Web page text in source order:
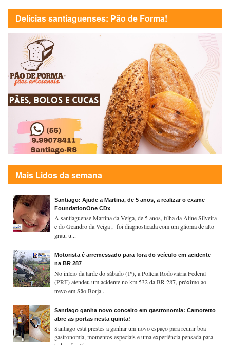
Delícias santiaguenses: Pão de Forma!
Mais Lidos da semana
Santiago: Ajude a Martina, de 5 anos, a realizar o exame
FoundationOne CDx
A santiaguense Martina da Veiga, de 5 anos, filha da Aline Silveira
e do Geandro da Veiga , foi diagnosticada com um glioma de alto
grau, u...
Motorista é arremessado para fora do veículo em acidente
na BR 287
No início da tarde do sábado (1º), a Polícia Rodoviária Federal
(PRF) atendeu um acidente no km 532 da BR-287, próximo ao
trevo em São Borja...
Santiago ganha novo conceito em gastronomia: Camoretto
abre as portas nesta quinta!
Santiago está prestes a ganhar um novo espaço para reunir boa
gastronomia, momentos especiais e uma experiência pensada para